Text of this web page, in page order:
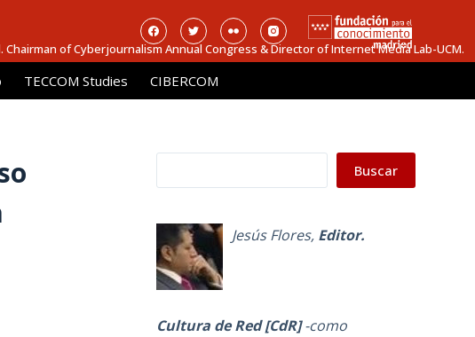
of Cyberjournalism Annual Congress & Director of Internet Media Lab-UCM.
TECCOM Studies CIBERCOM
Buscar
Jesús Flores, Editor.
Cultura de Red [CdR]-como